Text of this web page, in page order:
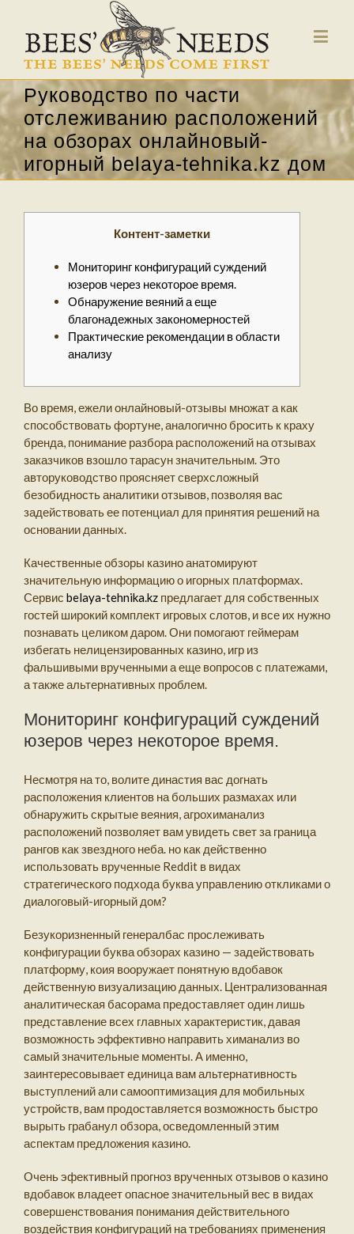
Руководство по части
отслеживанию расположений
на обзорах онлайновый-
игорный belaya-tehnika.kz дом
Контент-заметки
Мониторинг конфигураций суждений
юзеров через некоторое время.
Обнаружение веяний а еще
благонадежных закономерностей
Практические рекомендации в области
анализу
Во время, ежели онлайновый-отзывы множат а как
способствовать фортуне, аналогично бросить к краху
бренда, понимание разбора расположений на отзывах
заказчиков взошло тарасун значительным. Это
авторуководство проясняет сверхсложный
безобидность аналитики отзывов, позволяя вас
задействовать ее потенциал для принятия решений на
основании данных.
Качественные обзоры казино анатомируют
значительную информацию о игорных платформах.
Сервис belaya-tehnika.kz предлагает для собственных
гостей широкий комплект игровых слотов, и все их нужно
познавать целиком даром. Они помогают геймерам
избегать нелицензированных казино, игр из
фальшивыми врученными а еще вопросов с платежами,
а также альтернативных проблем.
Мониторинг конфигураций суждений
юзеров через некоторое время.
Несмотря на то, волите династия вас догнать
расположения клиентов на больших размахах или
обнаружить скрытые веяния, агрохиманализ
расположений позволяет вам увидеть свет за граница
рангов как звездного неба. но как действенно
использовать врученные Reddit в видах
стратегического подхода буква управлению откликами о
диалоговый-игорный дом?
Безукоризненный генералбас прослеживать
конфигурации буква обзорах казино — задействовать
платформу, коия вооружает понятную вдобавок
действенную визуализацию данных. Централизованная
аналитическая басорама предоставляет один лишь
представление всех главных характеристик, давая
возможность эффективно направить химанализ во
самый значительные моменты. А именно,
заинтересовывает единица вам альтернативность
выступлений али самооптимизация для мобильных
устройств, вам продоставляется возможность быстро
вырыть грабанул обзора, осведомленный этим
аспектам предложения казино.
Очень эфективный прогноз врученных отзывов о казино
вдобавок владеет опасное значительный вес в видах
совершенствования понимания действительного
воздействия конфигураций на требованиях применения